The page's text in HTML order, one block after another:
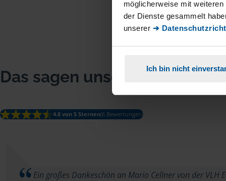
möglicherweise mit
der Dienste gesammelt
unserer ➔
Ich bin nicht
Das sagen unsere Mitglieder
4.8 von 5 Sternen(6 Bewertungen)
Ein großes Dankeschön an Mario Cellner von der